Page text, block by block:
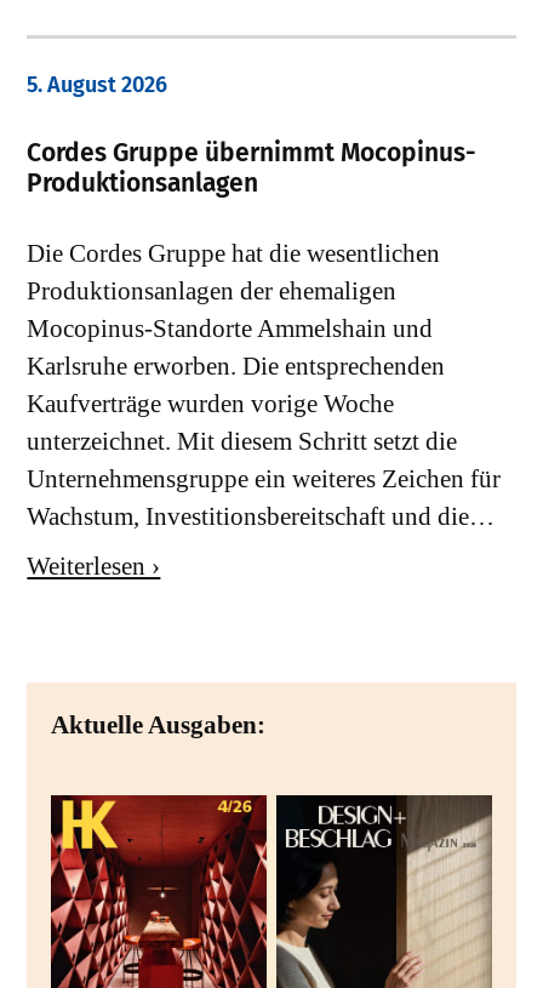
5. August 2026
Cordes Gruppe übernimmt Mocopinus-
Produktionsanlagen
Die Cordes Gruppe hat die wesentlichen
Produktionsanlagen der ehemaligen
Mocopinus-Standorte Ammelshain und
Karlsruhe erworben. Die entsprechenden
Kaufverträge wurden vorige Woche
unterzeichnet. Mit diesem Schritt setzt die
Unternehmensgruppe ein weiteres Zeichen für
Wachstum, Investitionsbereitschaft und die…
Weiterlesen ›
Aktuelle Ausgaben: